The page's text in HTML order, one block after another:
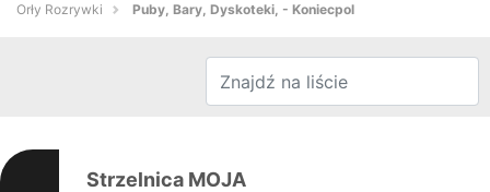
Orły Rozrywki Puby, Bary, Dyskoteki, - Koniecpol
Strzelnica MOJA